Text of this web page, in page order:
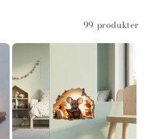
99 produkter